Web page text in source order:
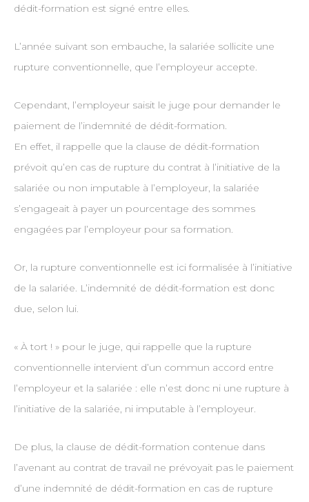
dédit-formation est signé entre elles.
L’année suivant son embauche, la salariée sollicite une
rupture conventionnelle, que l’employeur accepte.
Cependant, l’employeur saisit le juge pour demander le
paiement de l’indemnité de dédit-formation.
En effet, il rappelle que la clause de dédit-formation
prévoit qu’en cas de rupture du contrat à l’initiative de la
salariée ou non imputable à l’employeur, la salariée
s’engageait à payer un pourcentage des sommes
engagées par l’employeur pour sa formation.
Or, la rupture conventionnelle est ici formalisée à l’initiative
de la salariée. L’indemnité de dédit-formation est donc
due, selon lui.
« À tort ! » pour le juge, qui rappelle que la rupture
conventionnelle intervient d’un commun accord entre
l’employeur et la salariée : elle n’est donc ni une rupture à
l’initiative de la salariée, ni imputable à l’employeur.
De plus, la clause de dédit-formation contenue dans
l’avenant au contrat de travail ne prévoyait pas le paiement
d’une indemnité de dédit-formation en cas de rupture